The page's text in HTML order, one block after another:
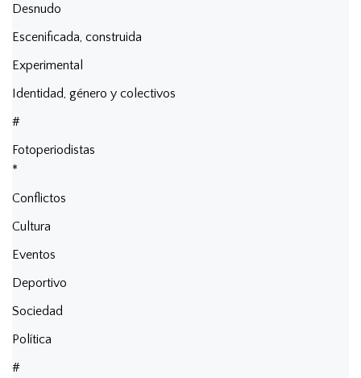
Desnudo
Escenificada, construida
Experimental
Identidad, género y colectivos
#
Fotoperiodistas
*
Conflictos
Cultura
Eventos
Deportivo
Sociedad
Política
#